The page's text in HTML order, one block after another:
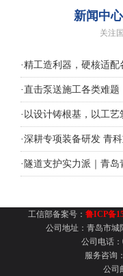
新闻中心
关注
·精工造利器，硬核适配
·直击泵送施工各类难题
· 以设计铸根基，以工
·深耕专项装备研发 青
· 隧道支护实力派｜青岛
工信部备案号： 鲁ICP备
公司地址：青岛市城
公司电话：
服务咨询
公司